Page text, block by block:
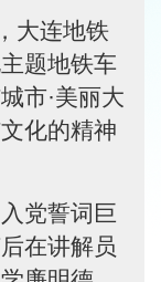
大连地铁
题地铁车
市·美丽大
化的精神
党誓词巨
在讲解员